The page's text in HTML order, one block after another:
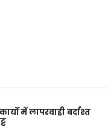
में लापरवाही बर्दाश्त